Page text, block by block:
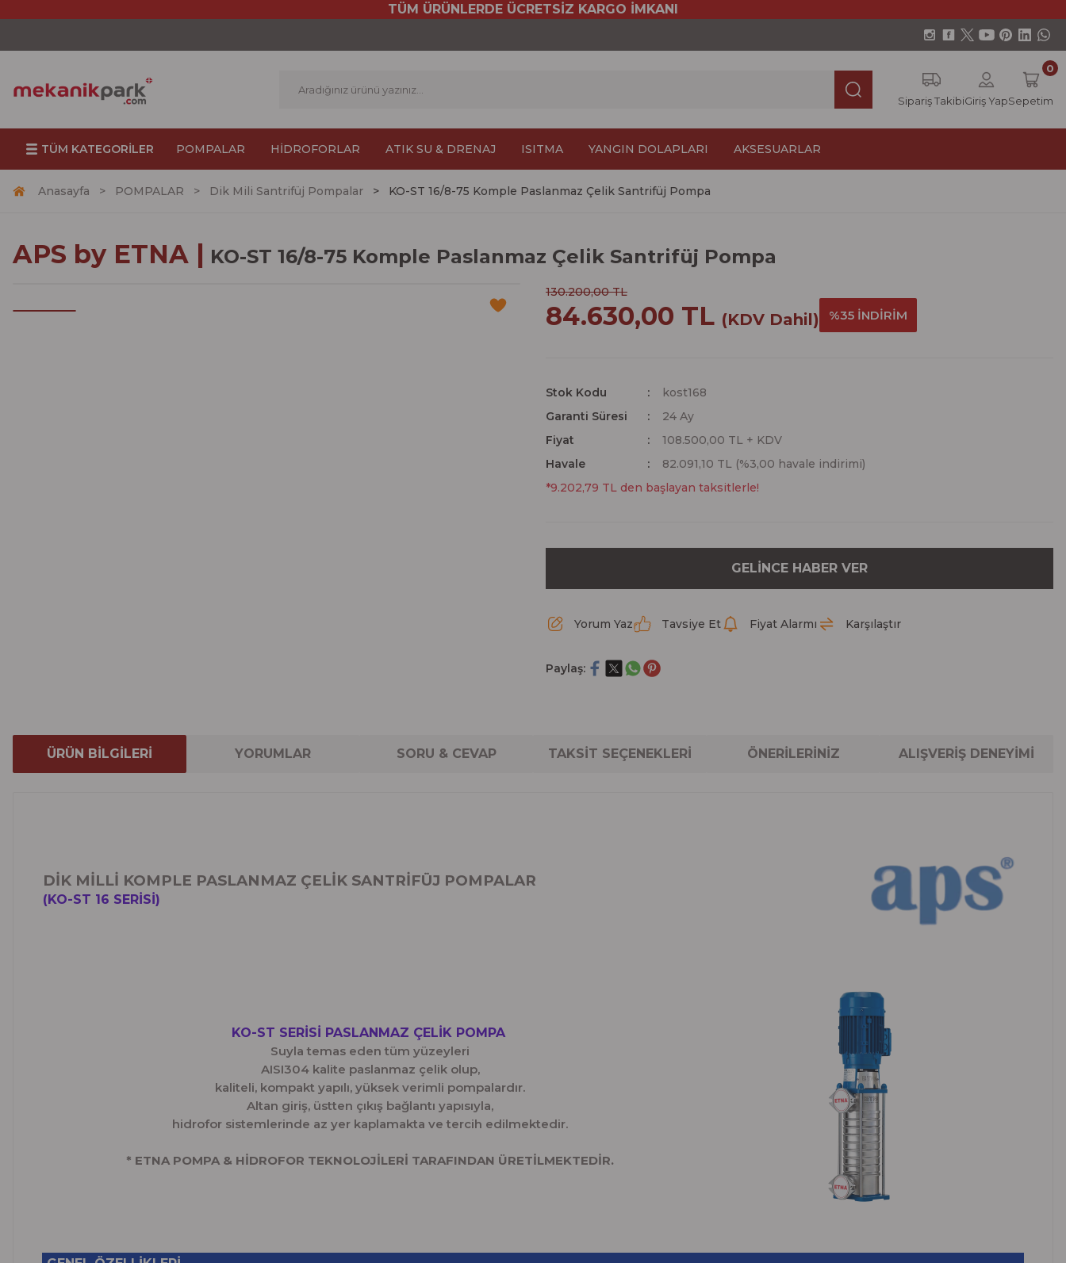
TÜM ÜRÜNLERDE ÜCRETSİZ KARGO İMKANI
Sipariş TakibiGiriş YapSepetim
0
TÜM KATEGORİLER POMPALAR HİDROFORLAR ATIK SU & DRENAJ ISITMA YANGIN DOLAPLARI AKSESUARLAR
Anasayfa POMPALAR Dik Mili Santrifüj Pompalar KO-ST 16/8-75 Komple Paslanmaz Çelik Santrifüj Pompa
APS by ETNA | KO-ST 16/8-75 Komple Paslanmaz Çelik Santrifüj Pompa
130.200,00 TL
84.630,00 TL (KDV Dahil) %35 İNDİRİM
Stok Kodu
kost168
Garanti Süresi
24 Ay
Fiyat
108.500,00 TL + KDV
Havale
82.091,10 TL (%3,00 havale indirimi)
*9.202,79 TL den başlayan taksitlerle!
GELİNCE HABER VER
Yorum Yaz Tavsiye Et Fiyat Alarmı Karşılaştır
Paylaş:
ÜRÜN BİLGİLERİ YORUMLAR SORU & CEVAP TAKSİT SEÇENEKLERİ ÖNERİLERİNİZ ALIŞVERİŞ DENEYİMİ
DİK MİLLİ KOMPLE PASLANMAZ ÇELİK SANTRİFÜJ POMPALAR
(KO-ST 16 SERİSİ)
KO-ST SERİSİ PASLANMAZ ÇELİK POMPA
Suyla temas eden tüm yüzeyleri
AISI304 kalite paslanmaz çelik olup,
kaliteli, kompakt yapılı, yüksek verimli pompalardır.
Altan giriş, üstten çıkış bağlantı yapısıyla,
hidrofor sistemlerinde az yer kaplamakta ve tercih edilmektedir.
* ETNA POMPA & HİDROFOR TEKNOLOJİLERİ TARAFINDAN ÜRETİLMEKTEDİR.